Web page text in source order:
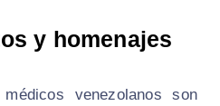
y homenajes
venezolanos son